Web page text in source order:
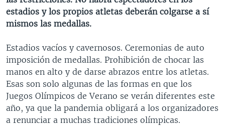
FORO [RADIO]
DEPORTIVO INTERNACIONAL
NOTA ECONÓMICA
ENTRETENIMIENTO
estadios y los propios atletas deberán colgarse a sí
mismos las medallas.
Estadios vacíos y cavernosos. Ceremonias de auto
imposición de medallas. Prohibición de chocar las
manos en alto y de darse abrazos entre los atletas.
Esas son solo algunas de las formas en que los
Juegos Olímpicos de Verano se verán diferentes este
año, ya que la pandemia obligará a los organizadores
a renunciar a muchas tradiciones olímpicas.